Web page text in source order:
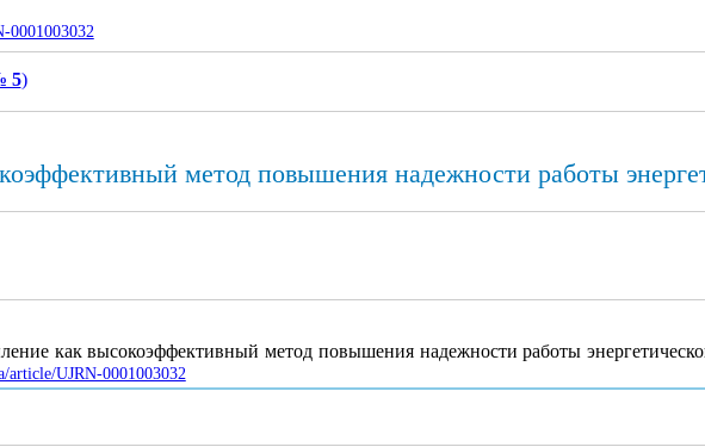
0001003032
5)
метод повышения надежности работы
как высокоэффективный метод повышения надежности работы
article/UJRN-0001003032